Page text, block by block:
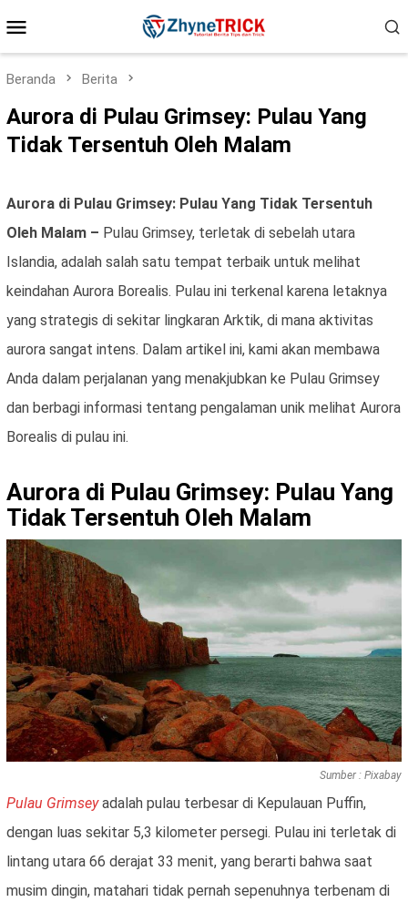
ke
Mobile
Beranda Berita
Aurora di Pulau Grimsey: Pulau Yang
Tidak Tersentuh Oleh Malam
Aurora di Pulau Grimsey: Pulau Yang Tidak Tersentuh
Oleh Malam – Pulau Grimsey, terletak di sebelah utara
Islandia, adalah salah satu tempat terbaik untuk melihat
keindahan Aurora Borealis. Pulau ini terkenal karena letaknya
yang strategis di sekitar lingkaran Arktik, di mana aktivitas
aurora sangat intens. Dalam artikel ini, kami akan membawa
Anda dalam perjalanan yang menakjubkan ke Pulau Grimsey
dan berbagi informasi tentang pengalaman unik melihat Aurora
Borealis di pulau ini.
Aurora di Pulau Grimsey: Pulau Yang
Tidak Tersentuh Oleh Malam
Sumber : Pixabay
Pulau Grimsey adalah pulau terbesar di Kepulauan Puffin,
dengan luas sekitar 5,3 kilometer persegi. Pulau ini terletak di
lintang utara 66 derajat 33 menit, yang berarti bahwa saat
musim dingin, matahari tidak pernah sepenuhnya terbenam di